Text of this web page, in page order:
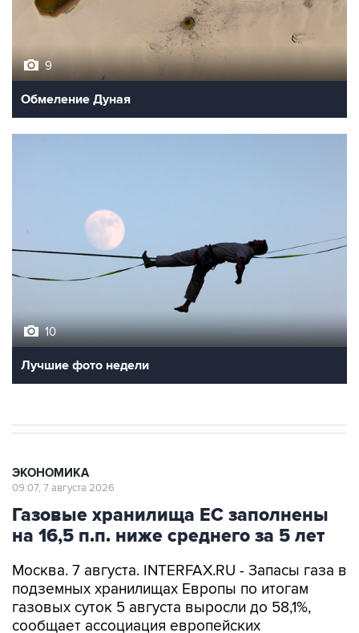
9
Обмеление Дуная
10
Лучшие фото недели
ЭКОНОМИКА
09:07, 7 августа 2026
Газовые хранилища ЕС заполнены
на 16,5 п.п. ниже среднего за 5 лет
Москва. 7 августа. INTERFAX.RU - Запасы газа в
подземных хранилищах Европы по итогам
газовых суток 5 августа выросли до 58,1%,
сообщает ассоциация европейских